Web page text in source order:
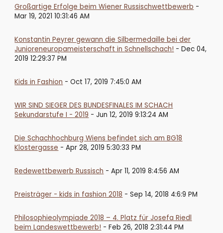
Großartige Erfolge beim Wiener Russischwettbewerb -
Mar 19, 2021 10:31:46 AM
Konstantin Peyrer gewann die Silbermedaille bei der
Junioreneuropameisterschaft in Schnellschach! - Dec 04,
2019 12:29:37 PM
Kids in Fashion - Oct 17, 2019 7:45:0 AM
WIR SIND SIEGER DES BUNDESFINALES IM SCHACH
Sekundarstufe I - 2019 - Jun 12, 2019 9:13:24 AM
Die Schachhochburg Wiens befindet sich am BG18
Klostergasse - Apr 28, 2019 5:30:33 PM
Redewettbewerb Russisch - Apr 11, 2019 8:4:56 AM
Preisträger - kids in fashion 2018 - Sep 14, 2018 4:6:9 PM
Philosophieolympiade 2018 – 4. Platz für Josefa Riedl
beim Landeswettbewerb! - Feb 26, 2018 2:31:44 PM